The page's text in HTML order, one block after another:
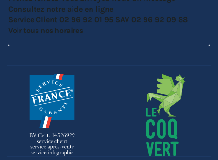
Consultez notre aide en ligne
Service Client 02 96 92 01 95 SAV 02 96 92 09 88
Voir tous nos horaires